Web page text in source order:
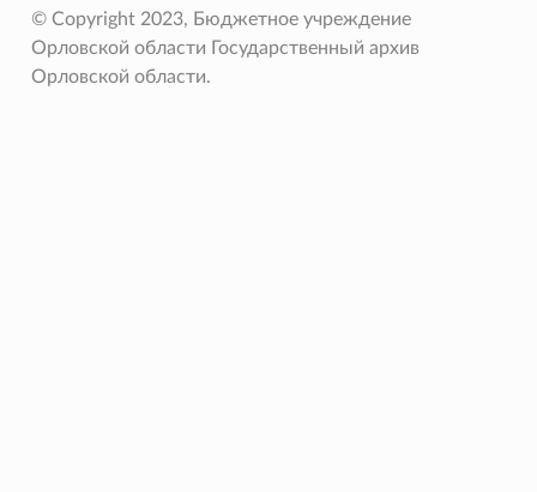
© Copyright 2023, Бюджетное учреждение
Орловской области Государственный архив
Орловской области.